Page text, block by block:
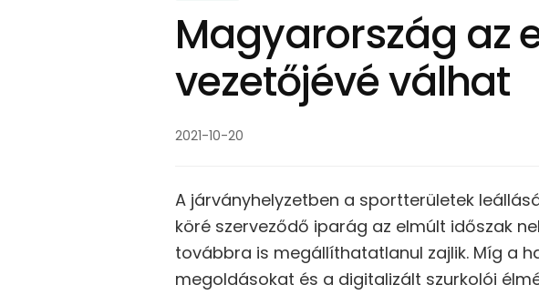
Magyarország az
vezetőjévé válhat
2021-10-20
A járványhelyzetben a sportterületek
köré szerveződő iparág az elmúlt időszak
továbbra is megállíthatatlanul zajlik. Míg a
megoldásokat és a digitalizált szurkolói